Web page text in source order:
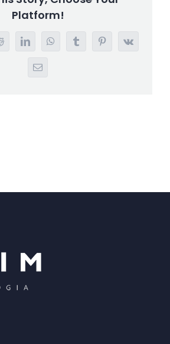
Platform!
LinkedInWhatsAppTumblrPinterest
Vk
E-